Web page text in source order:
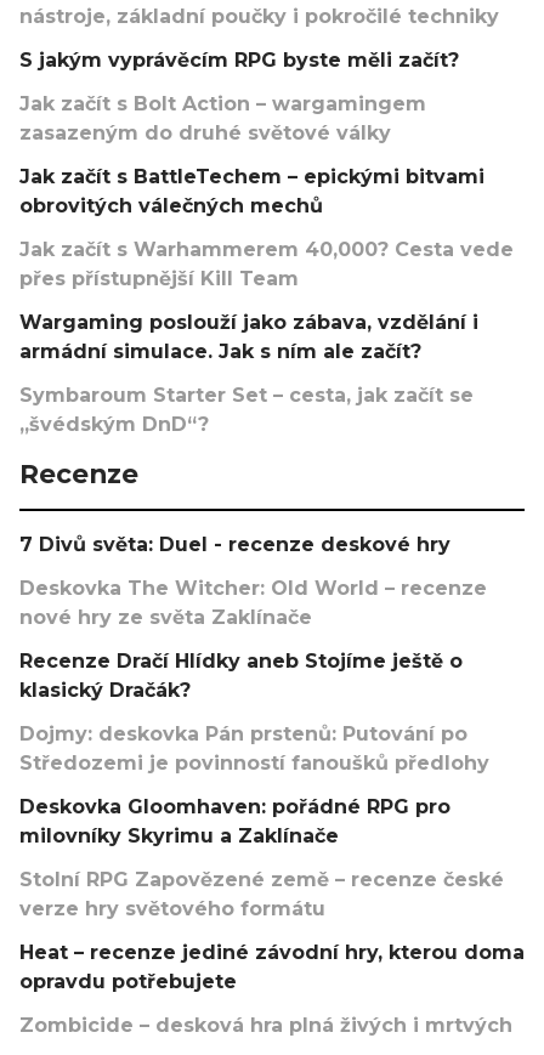
nástroje, základní poučky i pokročilé techniky
S jakým vyprávěcím RPG byste měli začít?
Jak začít s Bolt Action – wargamingem
zasazeným do druhé světové války
Jak začít s BattleTechem – epickými bitvami
obrovitých válečných mechů
Jak začít s Warhammerem 40,000? Cesta vede
přes přístupnější Kill Team
Wargaming poslouží jako zábava, vzdělání i
armádní simulace. Jak s ním ale začít?
Symbaroum Starter Set – cesta, jak začít se
„švédským DnD“?
Recenze
7 Divů světa: Duel - recenze deskové hry
Deskovka The Witcher: Old World – recenze
nové hry ze světa Zaklínače
Recenze Dračí Hlídky aneb Stojíme ještě o
klasický Dračák?
Dojmy: deskovka Pán prstenů: Putování po
Středozemi je povinností fanoušků předlohy
Deskovka Gloomhaven: pořádné RPG pro
milovníky Skyrimu a Zaklínače
Stolní RPG Zapovězené země – recenze české
verze hry světového formátu
Heat – recenze jediné závodní hry, kterou doma
opravdu potřebujete
Zombicide – desková hra plná živých i mrtvých